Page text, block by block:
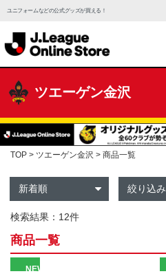
ユニフォームなどの公式グッズが買える！
ツエーゲン金沢
TOP ツエーゲン金沢 商品一覧
絞り込み
検索結果：12件
商品一覧
NEW